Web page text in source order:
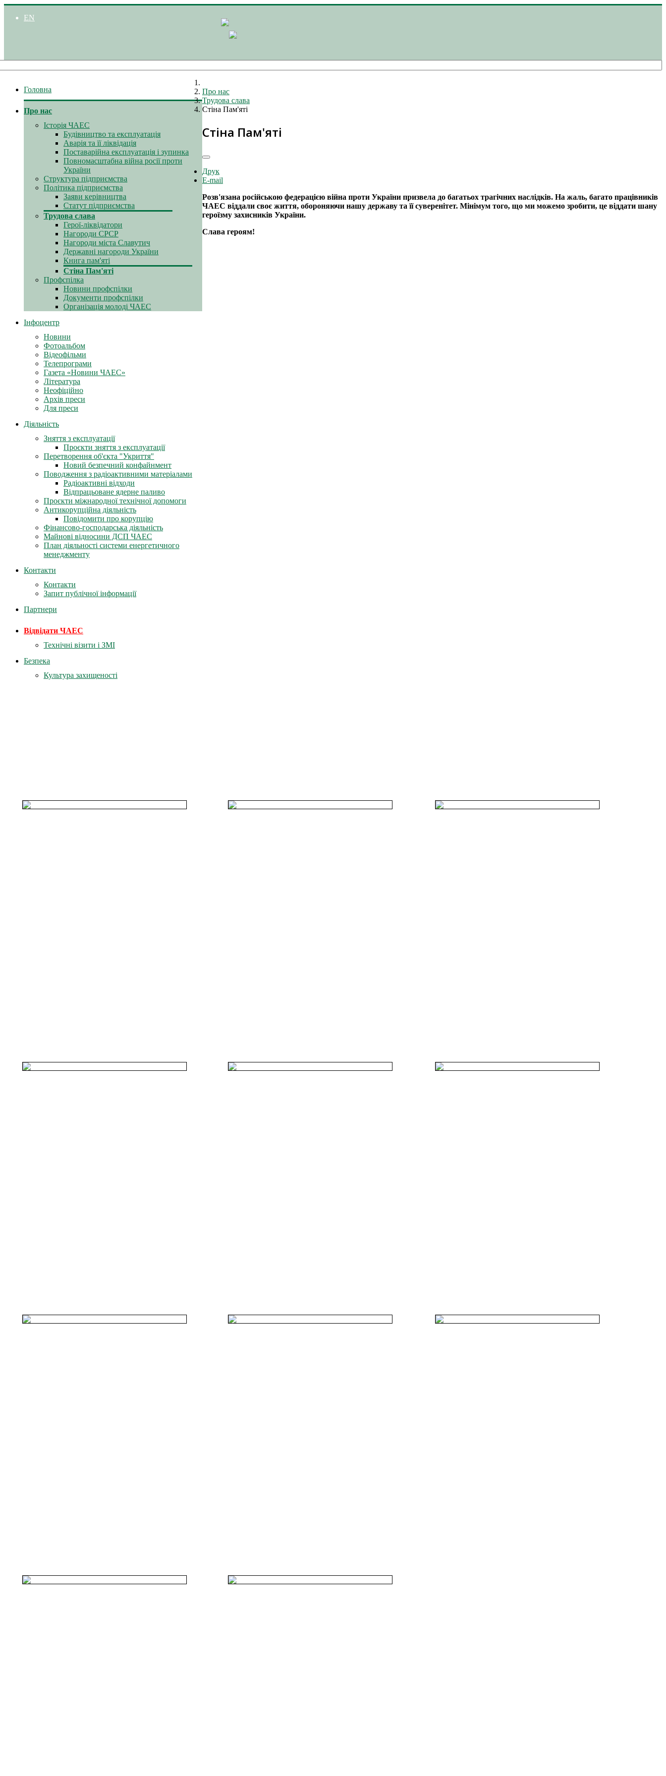
EN
Головна
Про нас
Історія ЧАЕС
Будівництво та експлуатація
Аварія та її ліквідація
Поставарійна експлуатація і зупинка
Повномасштабна війна росії проти
України
Структура підприємства
Політика підприємства
Заяви керівництва
Статут підприємства
Трудова слава
Герої-ліквідатори
Нагороди СРСР
Нагороди міста Славутич
Державні нагороди України
Книга пам'яті
Стіна Пам'яті
Профспілка
Новини профспілки
Документи профспілки
Організація молоді ЧАЕС
Інфоцентр
Новини
Фотоальбом
Відеофільми
Телепрограми
Газета «Новини ЧАЕС»
Література
Неофіційно
Архів преси
Для преси
Діяльність
Зняття з експлуатації
Проєкти зняття з експлуатації
Перетворення об'єкта "Укриття"
Новий безпечний конфайнмент
Поводження з радіоактивними матеріалами
Радіоактивні відходи
Відпрацьоване ядерне паливо
Проєкти міжнародної технічної допомоги
Антикорупційна діяльність
Повідомити про корупцію
Фінансово-господарська діяльність
Майнові відносини ДСП ЧАЕС
План діяльності системи енергетичного
менеджменту
Контакти
Контакти
Запит публічної інформації
Партнери
Відвідати ЧАЕС
Технічні візити і ЗМІ
Безпека
Культура захищеності
Про нас
Трудова слава
Стіна Пам'яті
Стіна Пам'яті
Друк
E-mail
Розв'язана російською федерацією війна проти України призвела до багатьох трагічних наслідків. На жаль, багато працівників
ЧАЕС віддали своє життя, обороняючи нашу державу та її суверенітет. Мінімум того, що ми можемо зробити, це віддати шану
героїзму захисників України.
Слава героям!